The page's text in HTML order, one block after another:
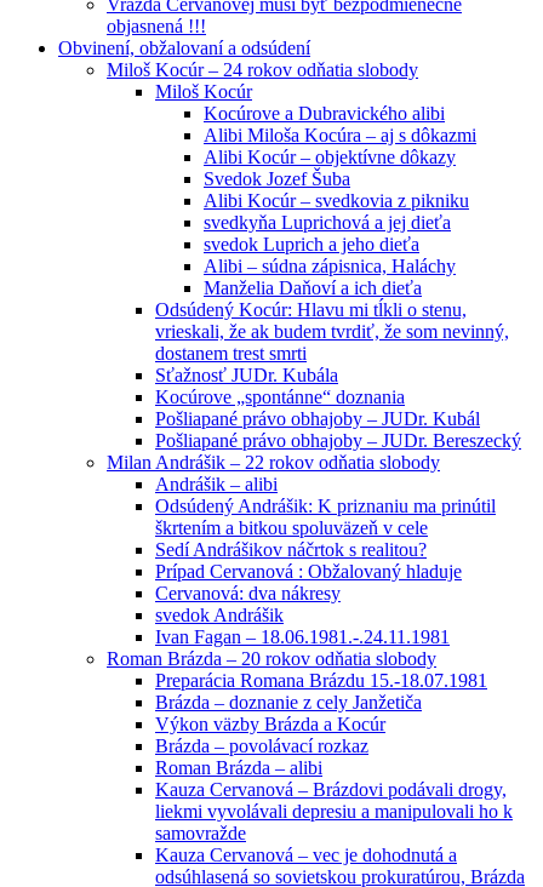
objasnená !!!
Obvinení, obžalovaní a odsúdení
Miloš Kocúr – 24 rokov odňatia slobody
Miloš Kocúr
Kocúrove a Dubravického alibi
Alibi Miloša Kocúra – aj s dôkazmi
Alibi Kocúr – objektívne dôkazy
Svedok Jozef Šuba
Alibi Kocúr – svedkovia z pikniku
svedkyňa Luprichová a jej dieťa
svedok Luprich a jeho dieťa
Alibi – súdna zápisnica, Haláchy
Manželia Daňoví a ich dieťa
Odsúdený Kocúr: Hlavu mi tĺkli o stenu,
vrieskali, že ak budem tvrdiť, že som nevinný,
dostanem trest smrti
Sťažnosť JUDr. Kubála
Kocúrove „spontánne“ doznania
Pošliapané právo obhajoby – JUDr. Kubál
Pošliapané právo obhajoby – JUDr. Bereszecký
Milan Andrášik – 22 rokov odňatia slobody
Andrášik – alibi
Odsúdený Andrášik: K priznaniu ma prinútil
škrtením a bitkou spoluväzeň v cele
Sedí Andrášikov náčrtok s realitou?
Prípad Cervanová : Obžalovaný hladuje
Cervanová: dva nákresy
svedok Andrášik
Ivan Fagan – 18.06.1981.-.24.11.1981
Roman Brázda – 20 rokov odňatia slobody
Preparácia Romana Brázdu 15.-18.07.1981
Brázda – doznanie z cely Janžetiča
Výkon väzby Brázda a Kocúr
Brázda – povolávací rozkaz
Roman Brázda – alibi
Kauza Cervanová – Brázdovi podávali drogy,
liekmi vyvolávali depresiu a manipulovali ho k
samovražde
Kauza Cervanová – vec je dohodnutá a
odsúhlasená so sovietskou prokuratúrou, Brázda